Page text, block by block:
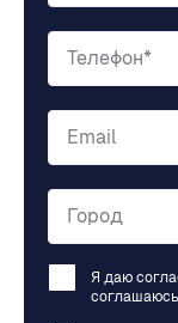
Телефон*
Email
Город
Я даю